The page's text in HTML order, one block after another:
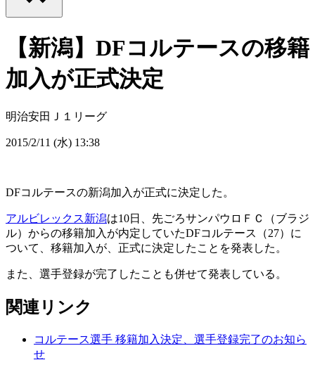
【新潟】DFコルテースの移籍
加入が正式決定
明治安田Ｊ１リーグ
2015/2/11 (水) 13:38
DFコルテースの新潟加入が正式に決定した。
アルビレックス新潟は10日、先ごろサンパウロＦＣ（ブラジ
ル）からの移籍加入が内定していたDFコルテース（27）に
ついて、移籍加入が、正式に決定したことを発表した。
また、選手登録が完了したことも併せて発表している。
関連リンク
コルテース選手 移籍加入決定、選手登録完了のお知ら
せ